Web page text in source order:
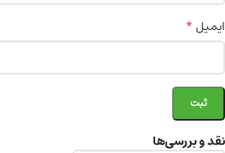
نقد و بررسی‌ها
ایمیل*